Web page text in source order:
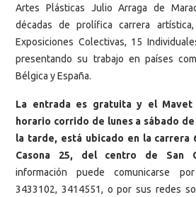
Artes Plásticas Julio Arraga de
décadas de prolífica carrera
Exposiciones Colectivas, 15
presentando su trabajo en países
Bélgica y España.
La entrada es gratuita y el Mavet
horario corrido de lunes a sábado de
la tarde, está ubicado en la carrera
Casona 25, del centro de San
información puede comunicarse
3433102, 3414551, o por sus redes